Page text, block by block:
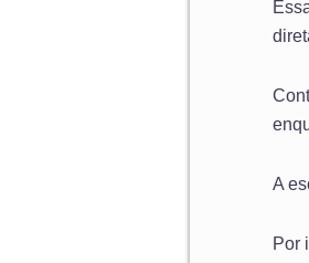
A
Por